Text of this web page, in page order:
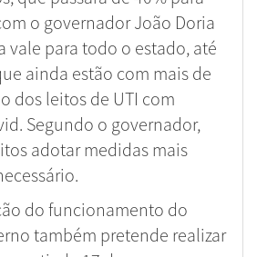
o governador João Doria
vale para todo o estado, até
ainda estão com mais de
dos leitos de UTI com
Segundo o governador,
adotar medidas mais
do funcionamento do
também pretende realizar